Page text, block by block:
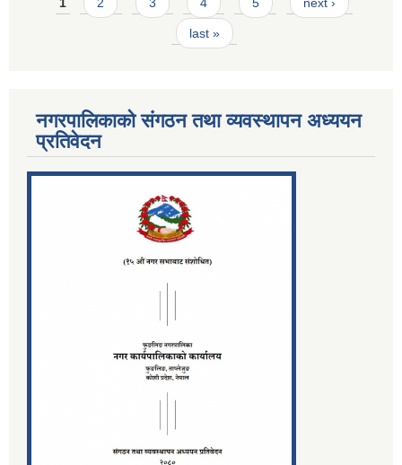
last »
नगरपालिकाको संगठन तथा व्यवस्थापन अध्ययन
प्रतिवेदन